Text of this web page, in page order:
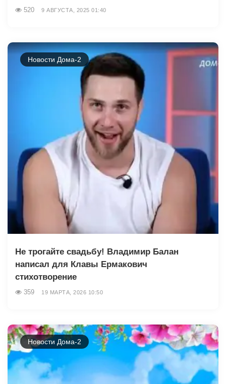
520 9 АВГУСТА, 2025 01:40
Новости Дома-2
Не трогайте свадьбу! Владимир Балан
написал для Клавы Ермакович
стихотворение
359 19 МАРТА, 2026 10:50
Новости Дома-2